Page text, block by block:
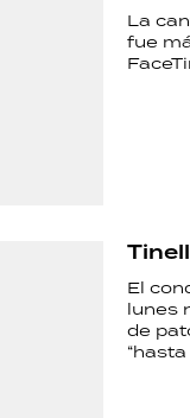
La
fue
El
lunes
de